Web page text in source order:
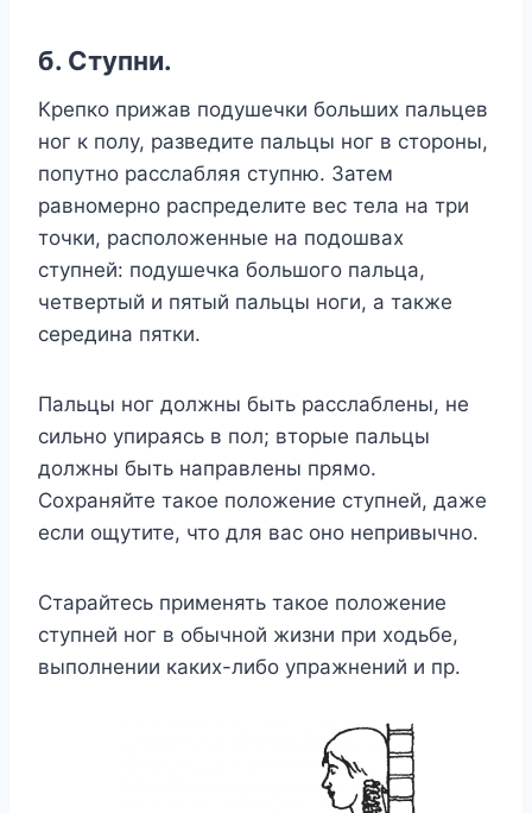
б. Ступни.
Крепко прижав подушечки больших пальцев
ног к полу, разведите пальцы ног в стороны,
попутно расслабляя ступню. Затем
равномерно распределите вес тела на три
точки, расположенные на подошвах
ступней: подушечка большого пальца,
четвертый и пятый пальцы ноги, а также
середина пятки.
Пальцы ног должны быть расслаблены, не
сильно упираясь в пол; вторые пальцы
должны быть направлены прямо.
Сохраняйте такое положение ступней, даже
если ощутите, что для вас оно непривычно.
Старайтесь применять такое положение
ступней ног в обычной жизни при ходьбе,
выполнении каких-либо упражнений и пр.